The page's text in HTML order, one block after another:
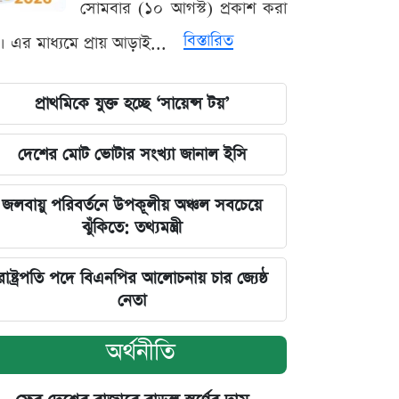
সোমবার (১০ আগস্ট) প্রকাশ করা
এর মাধ্যমে প্রায় আড়াই...
বিস্তারিত
প্রাথমিকে যুক্ত হচ্ছে ‘সায়েন্স টয়’
দেশের মোট ভোটার সংখ্যা জানাল ইসি
জলবায়ু পরিবর্তনে উপকূলীয় অঞ্চল সবচেয়ে
ঝুঁকিতে: তথ্যমন্ত্রী
পদে বিএনপির আলোচনায় চার জ্যেষ্ঠ
নেতা
অর্থনীতি